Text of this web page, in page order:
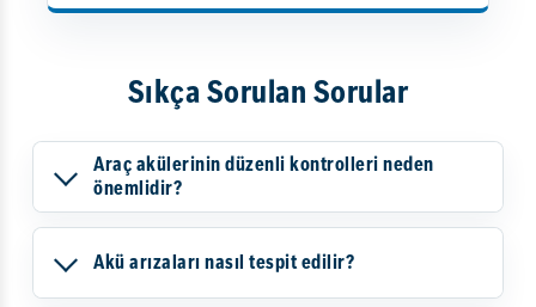
Sıkça Sorulan Sorular
Araç akülerinin düzenli kontrolleri neden
önemlidir?
Akü arızaları nasıl tespit edilir?